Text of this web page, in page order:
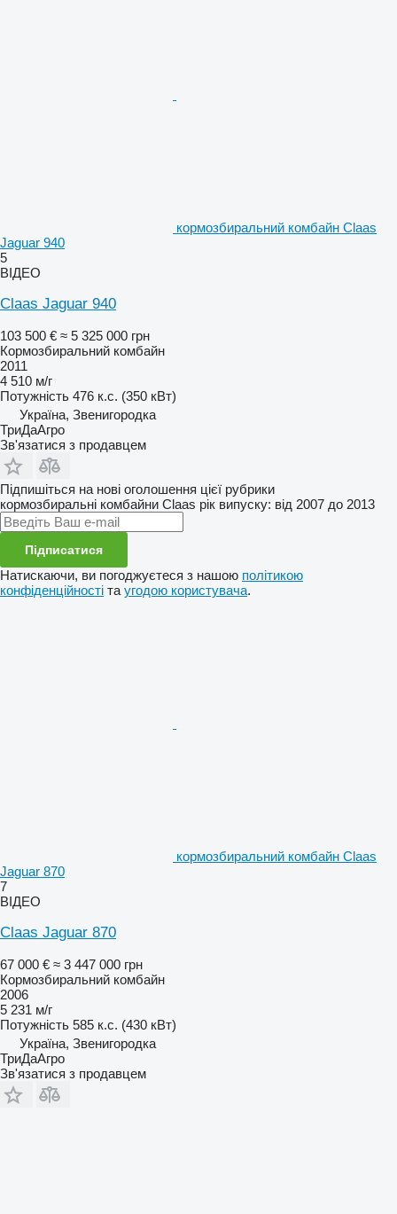
кормозбиральний комбайн Claas
Jaguar 940
5
ВІДЕО
Claas Jaguar 940
103 500 € ≈ 5 325 000 грн
Кормозбиральний комбайн
2011
4 510 м/г
Потужність 476 к.с. (350 кВт)
Україна, Звенигородка
ТриДаАгро
Зв'язатися з продавцем
Підпишіться на нові оголошення цієї рубрики
кормозбиральні комбайни Claas рік випуску: від 2007 до 2013
Підписатися
Натискаючи, ви погоджуєтеся з нашою політикою
конфіденційності та угодою користувача.
кормозбиральний комбайн Claas
Jaguar 870
7
ВІДЕО
Claas Jaguar 870
67 000 € ≈ 3 447 000 грн
Кормозбиральний комбайн
2006
5 231 м/г
Потужність 585 к.с. (430 кВт)
Україна, Звенигородка
ТриДаАгро
Зв'язатися з продавцем